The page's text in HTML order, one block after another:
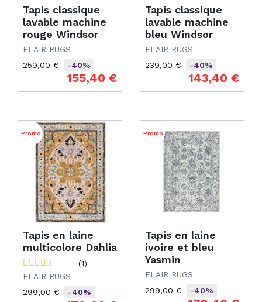
Tapis classique
lavable machine
rouge Windsor
FLAIR RUGS
Prix de base
259,00 €
-40%
155,40 €
Tapis classique
lavable machine
bleu Windsor
FLAIR RUGS
Prix de base
239,00 €
-40%
143,40 €
Tapis en laine
multicolore Dahlia
(1)
FLAIR RUGS
299,00 €
-40%
Promo
Tapis en laine
ivoire et bleu
Yasmin
FLAIR RUGS
299,00 €
-40%
Promo